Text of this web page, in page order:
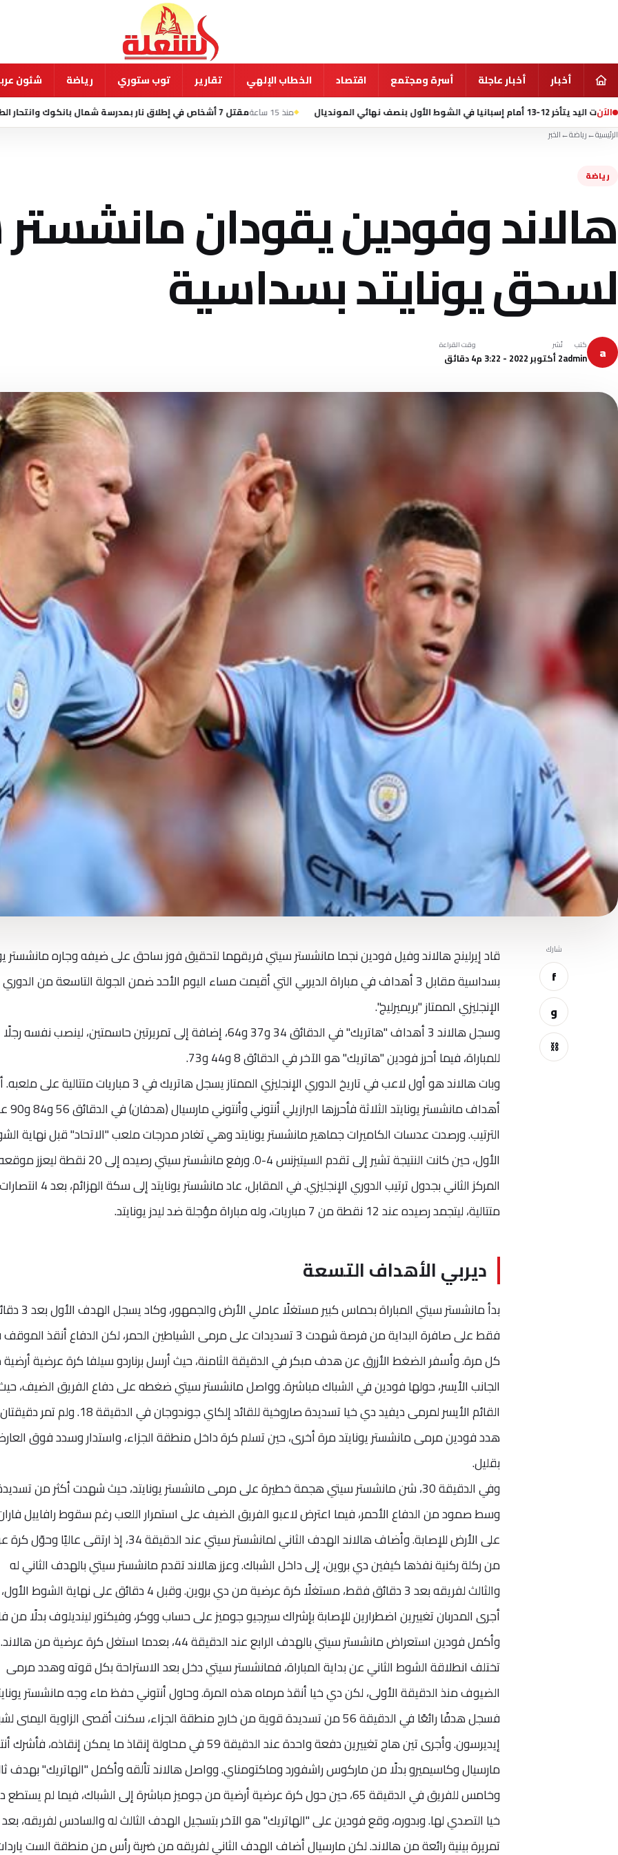
أخبار أخبار عاجلة أسرة ومجتمع اقتصاد الخطاب الإلهي تقارير توب ستوري رياضة شئون
الآن منذ 15 ساعة مقتل 7 أشخاص في إطلاق نار بمدرسة شمال بانكوك وانتحار الطالب المشتبه به 7 أغسطس
الرئيسية←رياضة←الخبر
رياضة
هالاند وفودين يقودان
لسحق يونايتد بسداسية
a كتب
admin
نُشر
2 أكتوبر 2022 - 3:22 م
وقت القراءة
4 دقائق
شارك
f
و
⛓
قاد إيرلينج هالاند وفيل فودين نجما مانشستر سيتي فريقهما لتحقيق فوز ساحق على ضيفه وجاره مانشستر
بسداسية مقابل 3 أهداف في مباراة الديربي التي أقيمت مساء اليوم الأحد ضمن الجولة التاسعة من الدوري
الإنجليزي الممتاز "بريميرليج".
وسجل هالاند 3 أهداف "هاتريك" في الدقائق 34 و37 و64، إضافة إلى تمريرتين حاسمتين، لينصب نفسه رجلًا
للمباراة، فيما أحرز فودين "هاتريك" هو الآخر في الدقائق 8 و44 و73.
وبات هالاند هو أول لاعب في تاريخ الدوري الإنجليزي الممتاز يسجل هاتريك في 3 مباريات متتالية
أهداف مانشستر
الترتيب. ورصدت عدسات الكاميرات جماهير مانشستر يونايتد وهي تغادر مدرجات ملعب "الاتحاد" قبل نهاية
الأول، حين كانت النتيجة تشير إلى تقدم السيتيزنس 4-0. ورفع مانشستر سيتي رصيده
المركز الثاني بجدول ترتيب الدوري الإنجليزي. في المقابل، عاد مانشستر يونايتد إلى سكة الهزائم، بعد 4 انتصارات
متتالية، ليتجمد رصيده عند 12 نقطة من 7 مباريات، وله مباراة مؤجلة ضد ليدز يونايتد.
ديربي الأهداف التسعة
بدأ مانشستر سيتي المباراة بحماس كبير مستغلًا
فقط على صافرة البداية من فرصة شهدت 3 تسديدات على مرمى الشياطين الحمر، لكن الدفاع أنقذ
كل مرة. وأسفر الضغط الأزرق عن هدف مبكر في الدقيقة الثامنة، حيث أرسل برناردو سيلفا كرة عرضية
الجانب الأيسر، حولها فودين في الشباك مباشرة. وواصل مانشستر سيتي ضغطه على دفاع الفريق الضيف،
القائم الأيسر لمرمى ديفيد دي خيا تسديدة صاروخية للقائد إلكاي جوندوجان في
هدد فودين مرمى مانشستر يونايتد مرة أخرى، حين تسلم كرة داخل منطقة الجزاء، واستدار وسدد فوق
بقليل.
وفي الدقيقة 30، شن مانشستر سيتي هجمة خطيرة على مرمى مانشستر يونايتد، حيث شهدت أكثر من
وسط صمود من الدفاع الأحمر، فيما اعترض لاعبو الفريق الضيف على استمرار اللعب رغم سقوط رافاييل
على الأرض للإصابة. وأضاف هالاند الهدف الثاني لمانشستر سيتي عند الدقيقة 34، إذ ارتقى
من ركلة ركنية نفذها كيفين دي بروين، إلى داخل الشباك. وعزز هالاند تقدم مانشستر سيتي بالهدف الثاني له
والثالث لفريقه بعد 3 دقائق فقط، مستغلًا كرة عرضية من دي بروين. وقبل 4 دقائق على نهاية الشوط الأول،
أجرى المدربان تغييرين اضطرارين للإصابة بإشراك سيرجيو جوميز على حساب ووكر، وفيكتور لينديلوف بدلًا من
وأكمل فودين استعراض مانشستر سيتي بالهدف الرابع عند الدقيقة 44، بعدما استغل كرة عرضية
تختلف انطلاقة الشوط الثاني عن بداية المباراة، فمانشستر سيتي دخل بعد الاستراحة بكل قوته وهدد مرمى
الضيوف منذ الدقيقة الأولى، لكن دي خيا أنقذ مرماه هذه المرة. وحاول أنتوني حفظ ماء وجه مانشستر
فسجل هدفًا رائعًا في الدقيقة 56 من تسديدة قوية من خارج منطقة الجزاء، سكنت أقصى الزاوية اليمنى
إيديرسون. وأجرى تين هاج تغييرين دفعة واحدة عند الدقيقة 59 في محاولة إنقاذ ما يمكن إنقاذه،
مارسيال وكاسيميرو بدلًا من ماركوس راشفورد وماكتومناي. وواصل هالاند تألقه وأكمل "الهاتريك" بهدف
وخامس للفريق في الدقيقة 65، حين حول كرة عرضية أرضية من جوميز مباشرة إلى الشباك، فيما لم
خيا التصدي لها. وبدوره، وقع فودين على "الهاتريك" هو الآخر بتسجيل الهدف الثالث له والسادس لفريقه، بعد
تمريرة بينية رائعة من هالاند. لكن مارسيال أضاف الهدف الثاني لفريقه من ضربة رأس من منطقة الست